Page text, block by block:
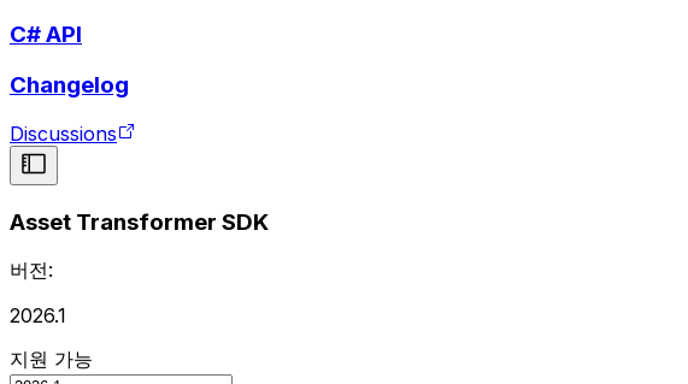
C# API
Changelog
Discussions
Asset Transformer SDK
버전:
2026.1
지원 가능